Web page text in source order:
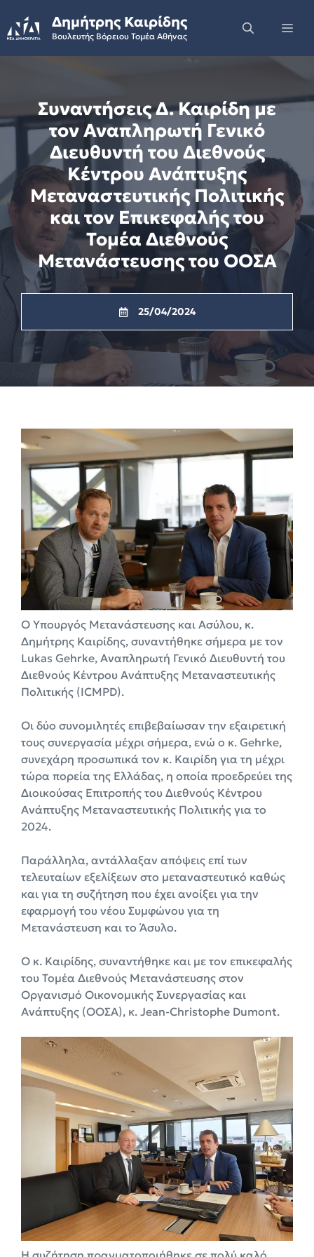
to
content
Δημήτρης Καιρίδης
Βουλευτής Βόρειου Τομέα Αθήνας
Συναντήσεις Δ. Καιρίδη με
τον Αναπληρωτή Γενικό
Διευθυντή του Διεθνούς
Κέντρου Ανάπτυξης
Μεταναστευτικής Πολιτικής
και τον Επικεφαλής του
Τομέα Διεθνούς
Μετανάστευσης του ΟΟΣΑ
25/04/2024
Ο Υπουργός Μετανάστευσης και Ασύλου, κ.
Δημήτρης Καιρίδης, συναντήθηκε σήμερα με τον
Lukas Gehrke, Αναπληρωτή Γενικό Διευθυντή του
Διεθνούς Κέντρου Ανάπτυξης Μεταναστευτικής
Πολιτικής (ICMPD).
Οι δύο συνομιλητές επιβεβαίωσαν την εξαιρετική
τους συνεργασία μέχρι σήμερα, ενώ ο κ. Gehrke,
συνεχάρη προσωπικά τον κ. Καιρίδη για τη μέχρι
τώρα πορεία της Ελλάδας, η οποία προεδρεύει της
Διοικούσας Επιτροπής του Διεθνούς Κέντρου
Ανάπτυξης Μεταναστευτικής Πολιτικής για το
2024.
Παράλληλα, αντάλλαξαν απόψεις επί των
τελευταίων εξελίξεων στο μεταναστευτικό καθώς
και για τη συζήτηση που έχει ανοίξει για την
εφαρμογή του νέου Συμφώνου για τη
Μετανάστευση και το Άσυλο.
Ο κ. Καιρίδης, συναντήθηκε και με τον επικεφαλής
του Τομέα Διεθνούς Μετανάστευσης στον
Οργανισμό Οικονομικής Συνεργασίας και
Ανάπτυξης (ΟΟΣΑ), κ. Jean-Christophe Dumont.